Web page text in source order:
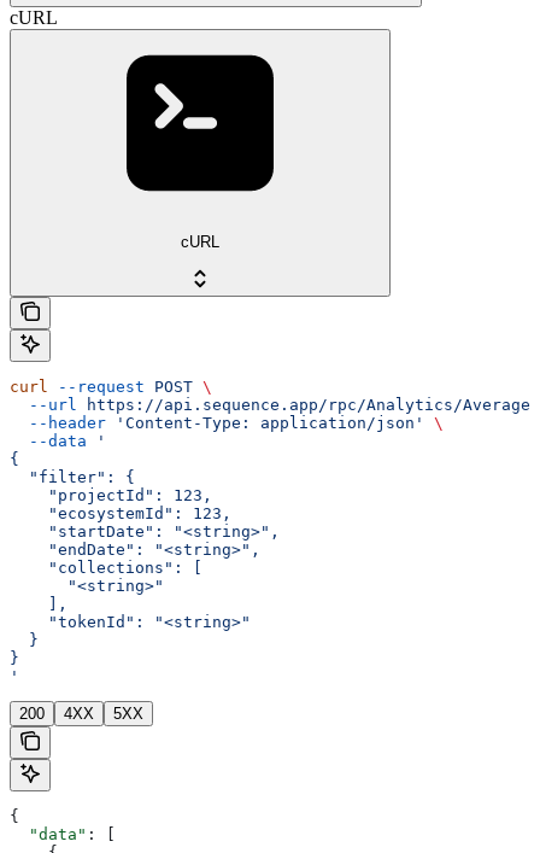
cURL
cURL
curl --request POST \
  --url
https://api.sequence.app/rpc/Analytics/
  --header
'Content-Type: application/json'
\
  --data
'
{
  "filter": {
    "projectId": 123,
    "ecosystemId": 123,
    "startDate": "<string>",
    "endDate": "<string>",
    "collections": [
      "<string>"
    ],
    "tokenId": "<string>"
  }
}
'
200 4XX 5XX
{
  "data"
: [